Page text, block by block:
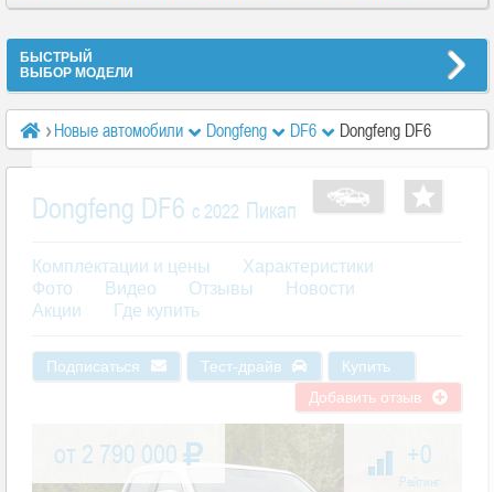
БЫСТРЫЙ
ВЫБОР МОДЕЛИ
Новые автомобили Dongfeng DF6 Dongfeng DF6
Dongfeng DF6 c 2022 Пикап
Комплектации и цены
Характеристики
Фото
Видео Отзывы
Новости
Акции
Где купить
Подписаться Тест-драйв
Купить
Добавить отзыв
от 2 790 000 +0
Рейтинг